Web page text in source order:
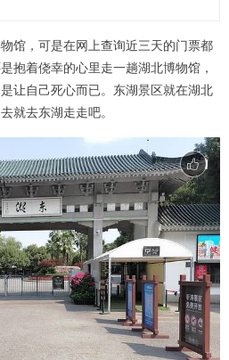
馆，可是在网上查询近三天的门票都
抱着侥幸的心里走一趟湖北博物馆，
让自己死心而已。东湖景区就在湖北
就去东湖走走吧。